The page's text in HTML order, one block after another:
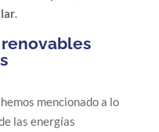
.
renovables
mencionado a lo
las energías